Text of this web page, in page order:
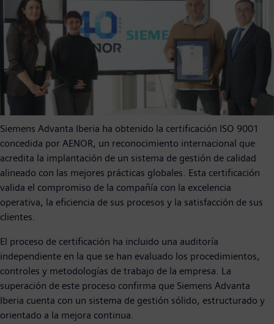
Siemens Advanta Iberia ha obtenido la certificación ISO 9001
concedida por AENOR, un reconocimiento internacional que
acredita la implantación de un sistema de gestión de calidad
alineado con las mejores prácticas globales. Esta certificación
valida el compromiso de la compañía con la excelencia
operativa, la eficiencia de sus procesos y la satisfacción de sus
clientes.
El proceso de certificación ha incluido una auditoría
independiente en la que se han evaluado los procedimientos,
controles y metodologías de trabajo de la empresa. La
superación de este proceso confirma que Siemens Advanta
Iberia cuenta con un sistema de gestión sólido, estructurado y
orientado a la mejora continua.